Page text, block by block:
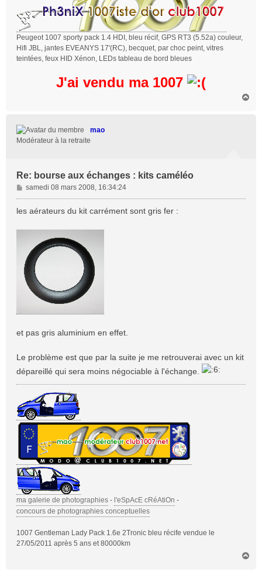
Peugeot 1007 sporty pack 1.4 HDI, bleu récif, GPS RT3 (5.52a) couleur,
Hifi JBL, jantes EVEANYS 17'(RC), becquet, par choc peint, vitres
teintées, feux HID Xénon, LEDs tableau de bord bleues
J'ai vendu ma 1007
mao
Modérateur à la retraite
Re: bourse aux échanges : kits caméléo
M
e
s
a
samedi 08 mars 2008, 16:34:24
les aérateurs du kit carrément sont gris fer :
et pas gris aluminium en effet.
Le problème est que par la suite je me retrouverai avec un kit
dépareillé qui sera moins négociable à l'échange.
ma galerie de photographies - l'eSpAcE cRéAtiOn -
concours de photographies conceptuelles
1007 Gentleman Lady Pack 1.6e 2Tronic bleu récife vendue le
27/05/2011 après 5 ans et 80000km